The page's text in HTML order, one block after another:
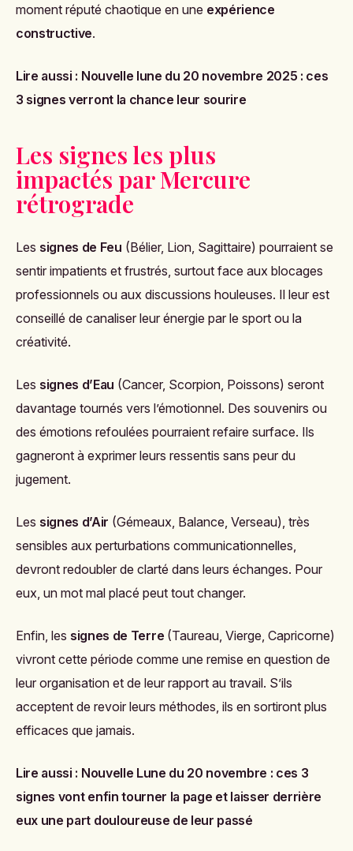
moment réputé chaotique en une expérience
constructive.
Lire aussi : Nouvelle lune du 20 novembre 2025 : ces
3 signes verront la chance leur sourire
Les signes les plus
impactés par Mercure
rétrograde
Les signes de Feu (Bélier, Lion, Sagittaire) pourraient se
sentir impatients et frustrés, surtout face aux blocages
professionnels ou aux discussions houleuses. Il leur est
conseillé de canaliser leur énergie par le sport ou la
créativité.
Les signes d’Eau (Cancer, Scorpion, Poissons) seront
davantage tournés vers l’émotionnel. Des souvenirs ou
des émotions refoulées pourraient refaire surface. Ils
gagneront à exprimer leurs ressentis sans peur du
jugement.
Les signes d’Air (Gémeaux, Balance, Verseau), très
sensibles aux perturbations communicationnelles,
devront redoubler de clarté dans leurs échanges. Pour
eux, un mot mal placé peut tout changer.
Enfin, les signes de Terre (Taureau, Vierge, Capricorne)
vivront cette période comme une remise en question de
leur organisation et de leur rapport au travail. S’ils
acceptent de revoir leurs méthodes, ils en sortiront plus
efficaces que jamais.
Lire aussi : Nouvelle Lune du 20 novembre : ces 3
signes vont enfin tourner la page et laisser derrière
eux une part douloureuse de leur passé